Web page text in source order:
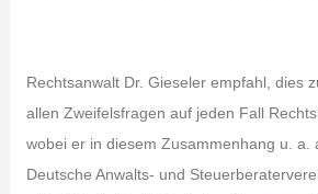
Rechtsanwalt Dr. Gieseler empfahl, dies
allen Zweifelsfragen auf jeden Fall
wobei er in diesem Zusammenhang u. a.
Deutsche Anwalts- und